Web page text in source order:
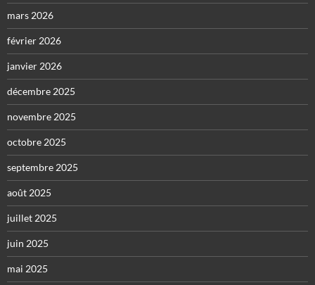
mars 2026
février 2026
janvier 2026
décembre 2025
novembre 2025
octobre 2025
septembre 2025
août 2025
juillet 2025
juin 2025
mai 2025